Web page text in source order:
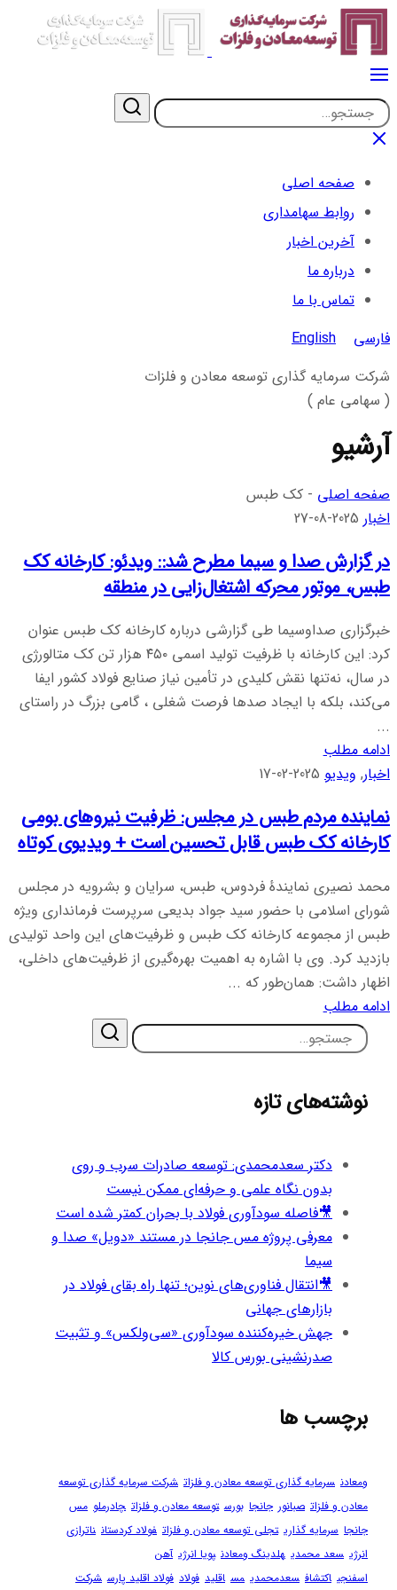
صفحه اصلی
روابط سهامداری
آخرین اخبار
درباره ما
تماس با ما
فارسی
English
شرکت سرمایه گذاری توسعه معادن و فلزات
( سهامی عام )
آرشیو
صفحه اصلی - کک طبس
اخبار 2025-08-27
در گزارش صدا و سیما مطرح شد:: ویدئو: کارخانه کک
طبس، موتور محرکه اشتغال‌زایی در منطقه
خبرگزاری صداوسیما طی گزارشی درباره کارخانه کک طبس عنوان
کرد: این کارخانه با ظرفیت تولید اسمی ۴۵۰ هزار تن کک متالورژی
در سال، نه‌تنها نقش کلیدی در تأمین نیاز صنایع فولاد کشور ایفا
می‌کند، بلکه با ایجاد صدها فرصت شغلی ، گامی بزرگ در راستای
...
ادامه مطلب
اخبار, ویدیو 2025-02-17
نماینده مردم طبس در مجلس: ظرفیت‌ نیروهای بومی
کارخانه کک طبس قابل تحسین است + ویدیوی کوتاه
محمد نصیری نمایندهٔ فردوس، طبس، سرایان و بشرویه در مجلس
شورای اسلامی با حضور سید جواد بدیعی سرپرست فرمانداری ویژه
طبس از مجموعه کارخانه کک طبس و ظرفیت‌های این واحد تولیدی
بازدید کرد. وی با اشاره به اهمیت بهره‌گیری از ظرفیت‌های داخلی،
اظهار داشت: همان‌طور که ...
ادامه مطلب
نوشته‌های تازه
دکتر سعدمحمدی: توسعه صادرات سرب و روی
بدون نگاه علمی و حرفه‌ای ممکن نیست
🎥فاصله سودآوری فولاد با بحران کمتر شده است
معرفی پروژه مس جانجا در مستند «دویل» صدا و
سیما
🎥انتقال فناوری‌های نوین؛ تنها راه بقای فولاد در
بازارهای جهانی
جهش خیره‌کننده سودآوری «سی‌ولکس» و تثبیت
صدرنشینی بورس کالا
برچسب ها
ومعادن سرمایه گذاری توسعه معادن و فلزات شرکت سرمایه گذاری توسعه
معادن و فلزات صبانور جانجا بورس توسعه معادن و فلزات چادرملو مس
جانجا سرمایه گذاری تجلی توسعه معادن و فلزات فولاد کردستان ناترازی
انرژی سعد محمدی هلدینگ ومعادن پویا انرژی آهن
اسفنجی اکتشاف سعدمحمدی مس اقلید فولاد فولاد اقلید پارس شرکت